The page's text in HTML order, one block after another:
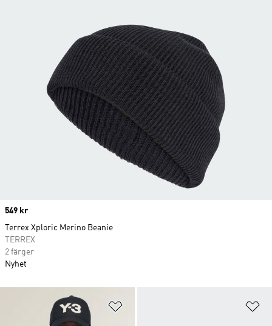
Price
549 kr
Terrex Xploric Merino Beanie
TERREX
2 färger
Nyhet